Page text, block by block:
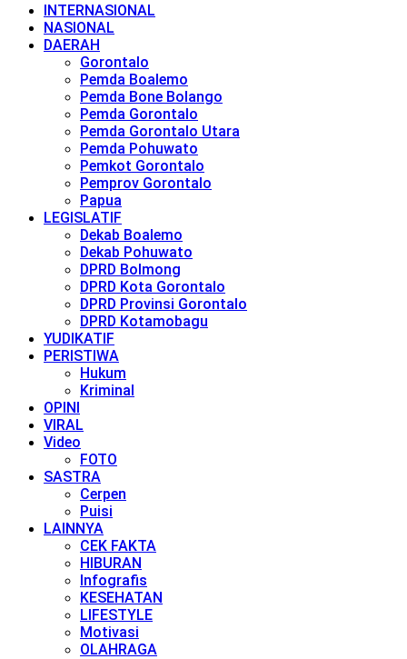
INTERNASIONAL
NASIONAL
DAERAH
Gorontalo
Pemda Boalemo
Pemda Bone Bolango
Pemda Gorontalo
Pemda Gorontalo Utara
Pemda Pohuwato
Pemkot Gorontalo
Pemprov Gorontalo
Papua
LEGISLATIF
Dekab Boalemo
Dekab Pohuwato
DPRD Bolmong
DPRD Kota Gorontalo
DPRD Provinsi Gorontalo
DPRD Kotamobagu
YUDIKATIF
PERISTIWA
Hukum
Kriminal
OPINI
VIRAL
Video
FOTO
SASTRA
Cerpen
Puisi
LAINNYA
CEK FAKTA
HIBURAN
Infografis
KESEHATAN
LIFESTYLE
Motivasi
OLAHRAGA